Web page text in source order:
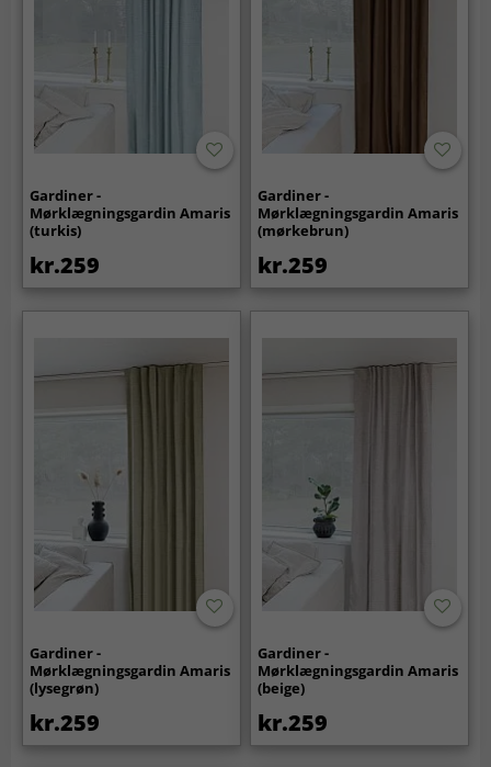
Gardiner -
Mørklægningsgardin Amaris
(turkis)
kr.259
Gardiner -
Mørklægningsgardin Amaris
(mørkebrun)
kr.259
Gardiner -
Mørklægningsgardin Amaris
(lysegrøn)
kr.259
Gardiner -
Mørklægningsgardin Amaris
(beige)
kr.259